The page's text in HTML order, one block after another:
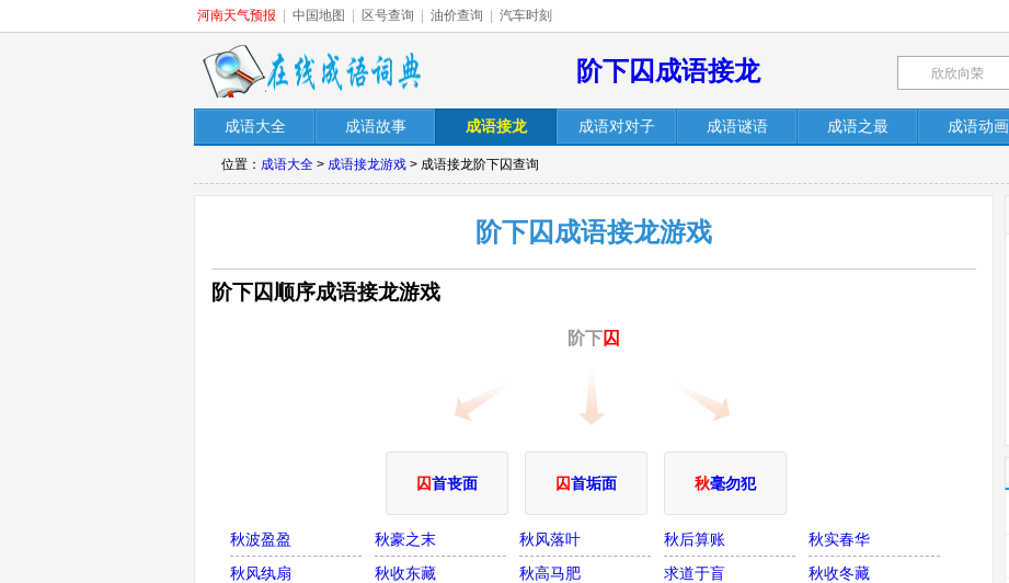
河南天气预报 中国地图 区号查询 油价查询 汽车时刻
阶下囚成语接龙
成语大全 成语故事 成语接龙 成语对对子 成语谜语 成语之最 成语动画
位置： 成语大全 > 成语接龙游戏 > 成语接龙阶下囚查询
阶下囚成语接龙游戏
阶下囚顺序成语接龙游戏
阶下囚
囚首丧面 囚首垢面 秋毫勿犯
秋波盈盈 秋豪之末 秋风落叶 秋后算账
秋实春华
秋风纨扇
秋收东藏 秋高马肥 求道于盲
秋收冬藏